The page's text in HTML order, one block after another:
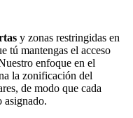
y zonas restringidas en
tú mantengas el acceso
enfoque en el
la zonificación del
de modo que cada
asignado.